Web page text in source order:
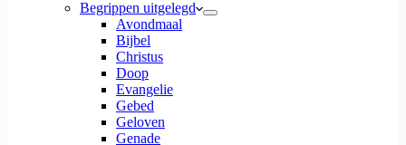
Begrippen uitgelegd
Avondmaal
Bijbel
Christus
Doop
Evangelie
Gebed
Geloven
Genade